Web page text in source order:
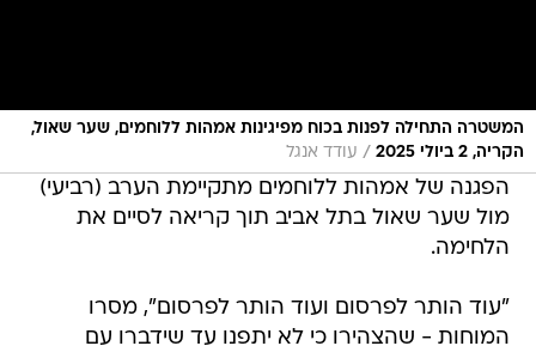
המשטרה התחילה לפנות בכוח מפיגינות אמהות ללוחמים, שער שאול,
הקריה, 2 ביולי 2025
/ עודד אנגל
הפגנה של אמהות ללוחמים מתקיימת הערב (רביעי)
מול שער שאול בתל אביב תוך קריאה לסיים את
הלחימה.
"עוד הותר לפרסום ועוד הותר לפרסום", מסרו
המוחות - שהצהירו כי לא יתפנו עד שידברו עם